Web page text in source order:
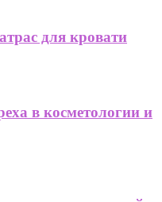
для кровати
в косметологии и